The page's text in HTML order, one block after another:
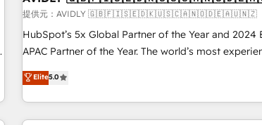
recommendations to maximize conversions! OTF is an Elite
Partner (top 1% of 6,500+ Partners) and was named
HubSpot Partner of the Year 💥 Trusted by 2,500+
using HubSpot (the right way). ⭐️ Here's more info:
www.onthefuze.com/hubspot-admin Contact us to learn
提供元：AVIDLY 🇬🇧🇫🇮🇸🇪🇩🇰🇺🇸🇨🇦🇳🇴🇩🇪🇦🇺🇳🇿
HubSpot’s 5x Global Partner of the Year and 2024
APAC Partner of the Year. The world’s most
fully accredited HubSpot Solutions Partner. 🚀 With 2,750+
HubSpot projects delivered and 370+ specialists
EMEA, APAC and NAM, we de-risk complex CRM
programmes and accelerate ROI across every
Elite5.0